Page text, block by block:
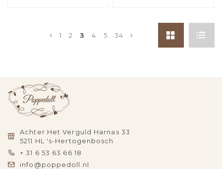
1 2 3 4 5 34
Achter Het Verguld Harnas 33
5211 HL 's-Hertogenbosch
+ 31 6 53 63 66 18
info@poppedoll.nl